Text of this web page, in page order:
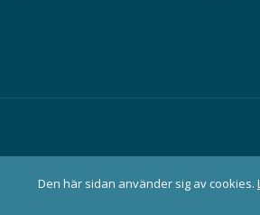
Den här sidan använder sig av cookies.